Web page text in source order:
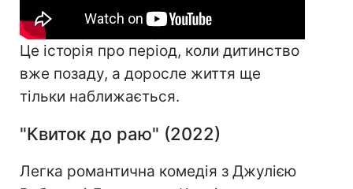
Це історія про період, коли дитинство
вже позаду, а доросле життя ще
тільки наближається.
"Квиток до раю" (2022)
Легка романтична комедія з Джулією